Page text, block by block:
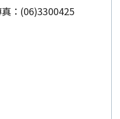
：(06)3300425